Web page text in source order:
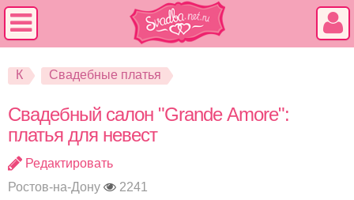
К Свадебные платья
Свадебный салон "Grande Аmore":
платья для невест
Редактировать
Ростов-на-Дону
2241